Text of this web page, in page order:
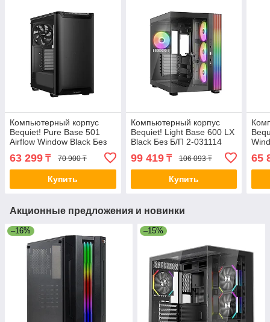
Компьютерный корпус
Bequiet! Pure Base 501
Airflow Window Black Без
Б/П 2-031110 BGW74
63 299 ₸ 70 900 ₸
Купить
Компьютерный корпус
Bequiet! Light Base 600 LX
Black Без Б/П 2-031114
99 419₸ 106 093 ₸
Купить
65
Акционные предложения и новинки
–16% –15%